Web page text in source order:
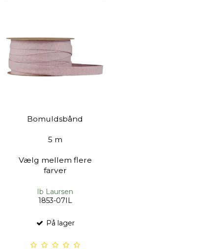
Bomuldsbånd
5 m
Vælg mellem flere
farver
Ib Laursen
1853-07IL
På lager